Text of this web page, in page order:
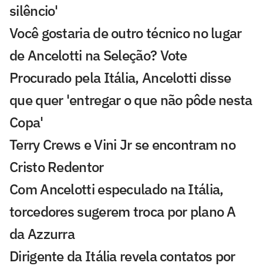
silêncio'
Você gostaria de outro técnico no lugar
de Ancelotti na Seleção? Vote
Procurado pela Itália, Ancelotti disse
que quer 'entregar o que não pôde nesta
Copa'
Terry Crews e Vini Jr se encontram no
Cristo Redentor
Com Ancelotti especulado na Itália,
torcedores sugerem troca por plano A
da Azzurra
Dirigente da Itália revela contatos por